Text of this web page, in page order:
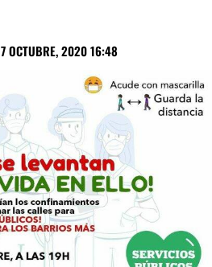
7 OCTUBRE, 2020 16:48